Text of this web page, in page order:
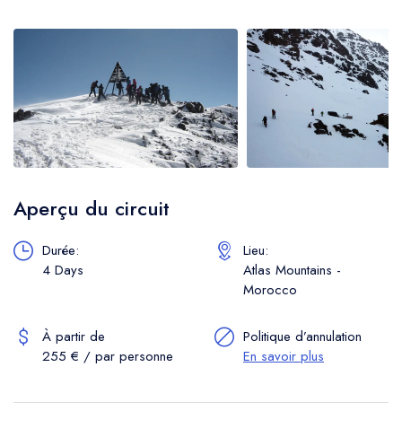
Aperçu du circuit
Durée:
4 Days
Lieu:
Atlas Mountains -
Morocco
À partir de
255 € / par personne
Politique d’annulation
En savoir plus